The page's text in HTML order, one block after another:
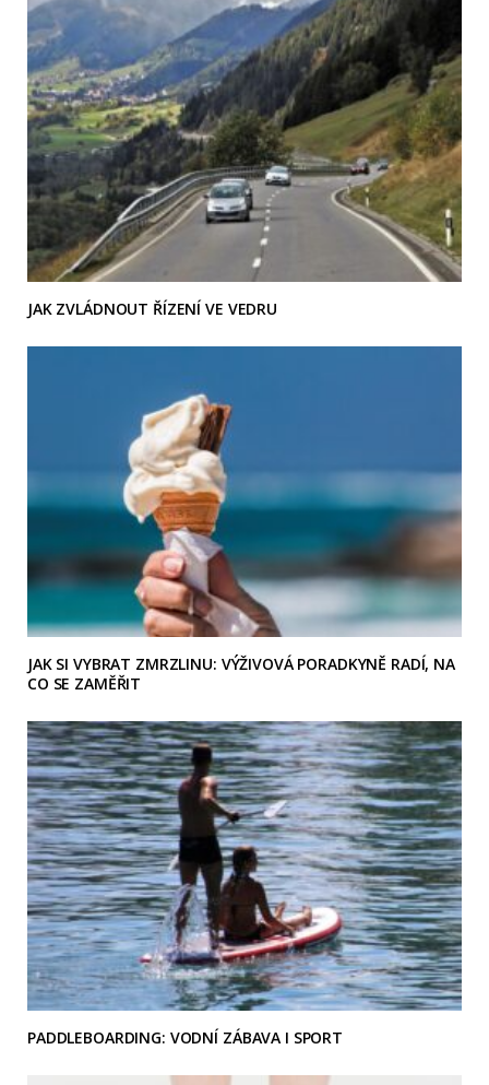
JAK ZVLÁDNOUT ŘÍZENÍ VE VEDRU
JAK SI VYBRAT ZMRZLINU: VÝŽIVOVÁ PORADKYNĚ RADÍ, NA
CO SE ZAMĚŘIT
PADDLEBOARDING: VODNÍ ZÁBAVA I SPORT